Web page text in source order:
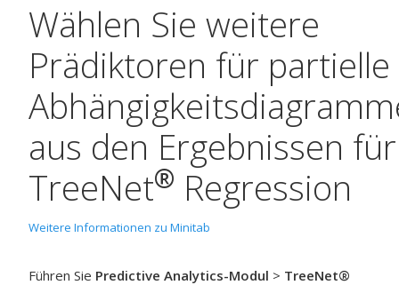
Wählen Sie weitere
Prädiktoren für partielle
aus den Ergebnissen für
TreeNet® Regression
Weitere Informationen zu Minitab
Führen Sie Predictive Analytics-Modul > TreeNet®